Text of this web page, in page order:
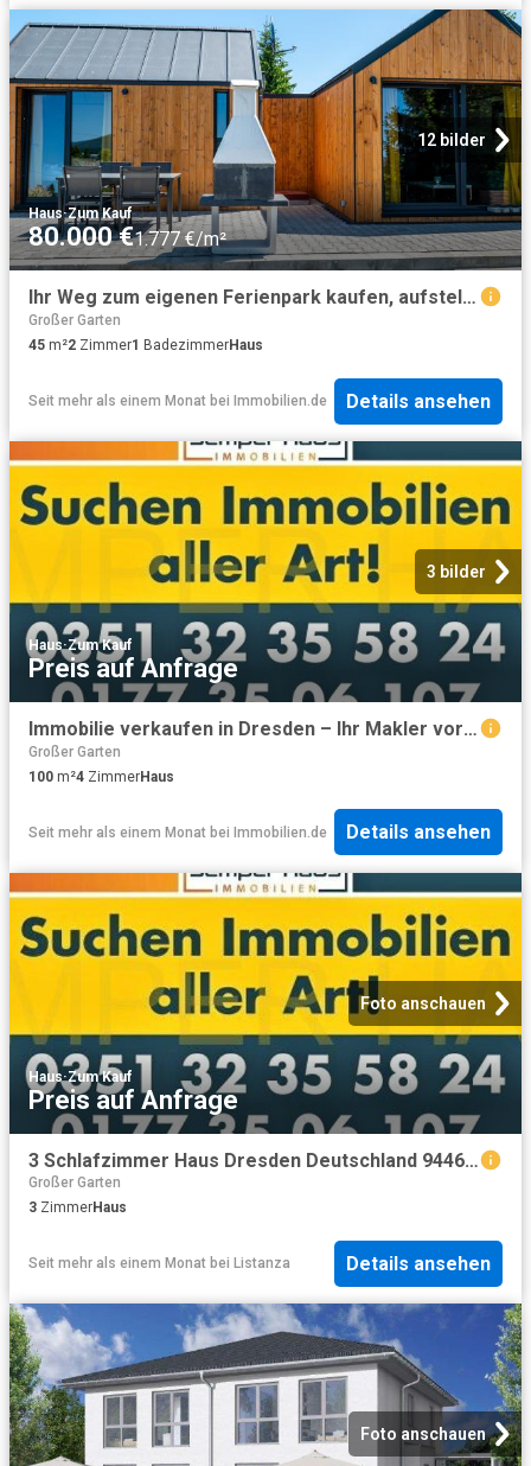
12 bilder
Haus·Zum Kauf
80.000 €1.777 €/m²
Ihr Weg zum eigenen Ferienpark kaufen, aufstellen lassen, vermieten
Großer Garten
45 m²2 Zimmer1 BadezimmerHaus
Seit mehr als einem Monat bei Immobilien.de Details ansehen
3 bilder
Haus·Zum Kauf
Preis auf Anfrage
Immobilie verkaufen in Dresden – Ihr Makler vor Ort!
Großer Garten
100 m²4 ZimmerHaus
Seit mehr als einem Monat bei Immobilien.de Details ansehen
Foto anschauen
Haus·Zum Kauf
Preis auf Anfrage
3 Schlafzimmer Haus Dresden Deutschland 94468312
Großer Garten
3 ZimmerHaus
Seit mehr als einem Monat bei Listanza Details ansehen
Foto anschauen